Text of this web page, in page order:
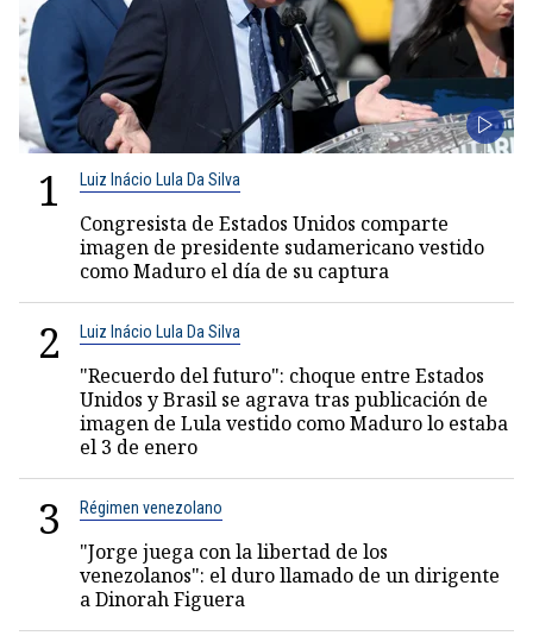
1 Luiz Inácio Lula Da Silva
Congresista de Estados Unidos comparte
imagen de presidente sudamericano vestido
como Maduro el día de su captura
2 Luiz Inácio Lula Da Silva
"Recuerdo del futuro": choque entre Estados
Unidos y Brasil se agrava tras publicación de
imagen de Lula vestido como Maduro lo estaba
el 3 de enero
3 Régimen venezolano
"Jorge juega con la libertad de los
venezolanos": el duro llamado de un dirigente
a Dinorah Figuera